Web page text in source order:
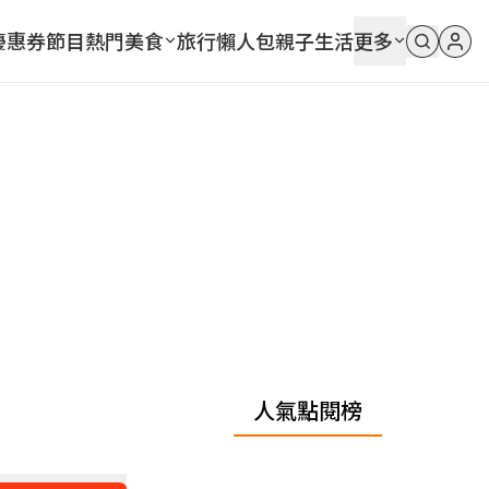
惠券節目熱門美食 旅行懶人包親子生活更多
人氣點閱榜